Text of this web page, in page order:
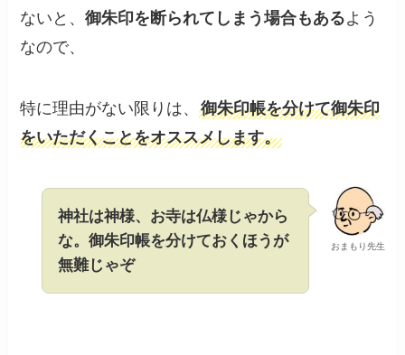
ないと、御朱印を断られてしまう場合もあるよう
なので、
特に理由がない限りは、御朱印帳を分けて御朱印
をいただくことをオススメします。
おまもり先生
神社は神様、お寺は仏様じゃから
な。御朱印帳を分けておくほうが
無難じゃぞ